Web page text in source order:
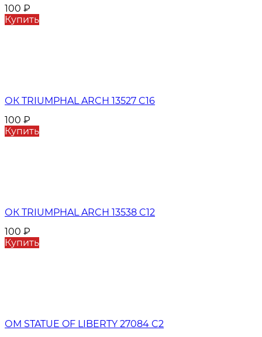
100 ₽
Купить
ОК TRIUMPHAL ARCH 13527 C16
100 ₽
Купить
ОК TRIUMPHAL ARCH 13538 C12
100 ₽
Купить
ОМ STATUE OF LIBERTY 27084 C2